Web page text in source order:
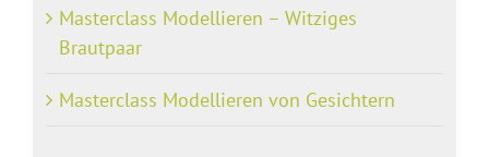
Masterclass Modellieren – Witziges
Brautpaar
Masterclass Modellieren von Gesichtern